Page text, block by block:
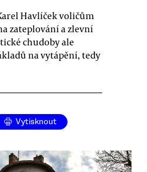
Havlíček voličům
zateplování a zlevní
chudoby ale
na vytápění, tedy
Vytisknout